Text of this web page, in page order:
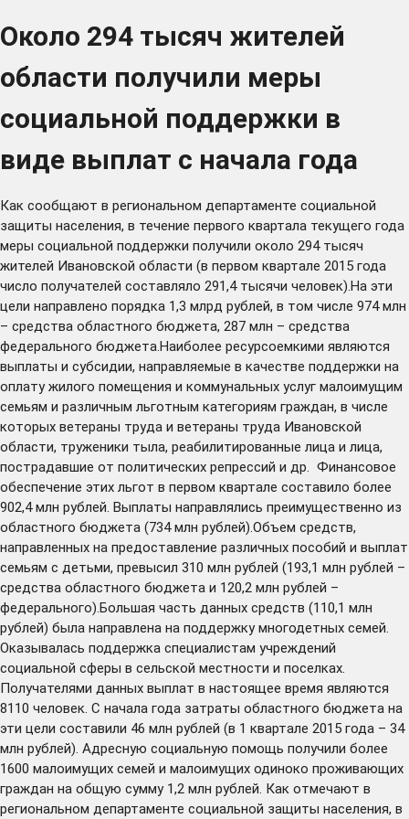
Около 294 тысяч жителей
области получили меры
социальной поддержки в
виде выплат с начала года
Как сообщают в региональном департаменте социальной
защиты населения, в течение первого квартала текущего года
меры социальной поддержки получили около 294 тысяч
жителей Ивановской области (в первом квартале 2015 года
число получателей составляло 291,4 тысячи человек).На эти
цели направлено порядка 1,3 млрд рублей, в том числе 974 млн
– средства областного бюджета, 287 млн – средства
федерального бюджета.Наиболее ресурсоемкими являются
выплаты и субсидии, направляемые в качестве поддержки на
оплату жилого помещения и коммунальных услуг малоимущим
семьям и различным льготным категориям граждан, в числе
которых ветераны труда и ветераны труда Ивановской
области, труженики тыла, реабилитированные лица и лица,
пострадавшие от политических репрессий и др. Финансовое
обеспечение этих льгот в первом квартале составило более
902,4 млн рублей. Выплаты направлялись преимущественно из
областного бюджета (734 млн рублей).Объем средств,
направленных на предоставление различных пособий и выплат
семьям с детьми, превысил 310 млн рублей (193,1 млн рублей –
средства областного бюджета и 120,2 млн рублей –
федерального).Большая часть данных средств (110,1 млн
рублей) была направлена на поддержку многодетных семей.
Оказывалась поддержка специалистам учреждений
социальной сферы в сельской местности и поселках.
Получателями данных выплат в настоящее время являются
8110 человек. С начала года затраты областного бюджета на
эти цели составили 46 млн рублей (в 1 квартале 2015 года – 34
млн рублей). Адресную социальную помощь получили более
1600 малоимущих семей и малоимущих одиноко проживающих
граждан на общую сумму 1,2 млн рублей. Как отмечают в
региональном департаменте социальной защиты населения, в